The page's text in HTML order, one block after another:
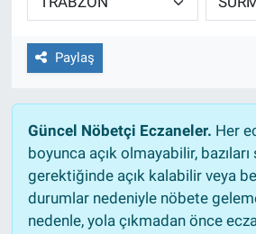
Paylaş
Güncel Nöbetçi Eczaneler. Her
boyunca açık olmayabilir,
gerektiğinde açık kalabilir veya
durumlar nedeniyle nöbete
nedenle, yola çıkmadan önce